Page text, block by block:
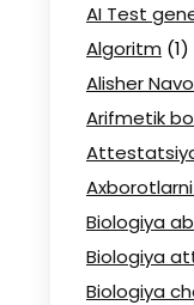
AI Test
Algoritm (1)
Alisher
Arifmetik
Biologiya
Biologiya
Biologiya